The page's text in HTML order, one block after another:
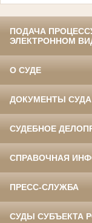
ПОДАЧА
ЭЛЕКТРОННОМ
О СУДЕ
ДОКУМЕНТЫ СУДА
СУДЕБНОЕ
СПРАВОЧНАЯ
ПРЕСС-СЛУЖБА
СУДЫ СУБЪЕКТА